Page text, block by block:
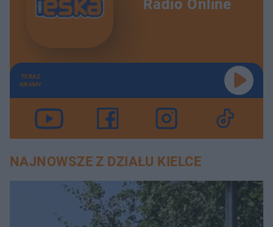
Radio Online
TERAZ
GRAMY
NAJNOWSZE Z DZIAŁU KIELCE